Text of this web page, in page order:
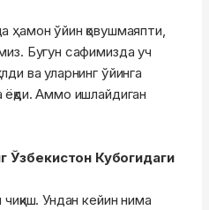
ҳамон ўйин қовушмаяпти,
Бугун сафимизда уч
ва уларнинг ўйинга
Аммо ишлайдиган
Кубогидаги
Ундан кейин нима